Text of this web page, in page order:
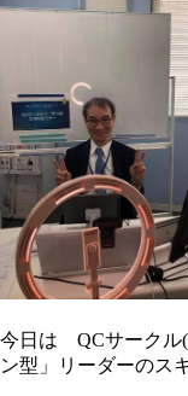
今日は QCサークル(
ン型」リーダーのス